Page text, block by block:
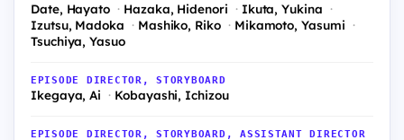
Date, Hayato Hazaka, Hidenori
Ikuta, Yukina
Izutsu, Madoka
Mashiko, Riko
Mikamoto, Yasumi
Tsuchiya, Yasuo
EPISODE DIRECTOR, STORYBOARD
Ikegaya, Ai Kobayashi, Ichizou
EPISODE DIRECTOR, STORYBOARD, ASSISTANT DIRECTOR